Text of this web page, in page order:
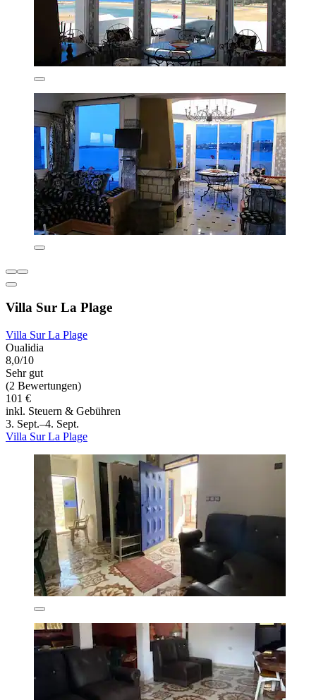
Villa Sur La Plage
Villa Sur La Plage
Oualidia
8,0/10
Sehr gut
(2 Bewertungen)
101 €
inkl. Steuern & Gebühren
3. Sept.–4. Sept.
Villa Sur La Plage